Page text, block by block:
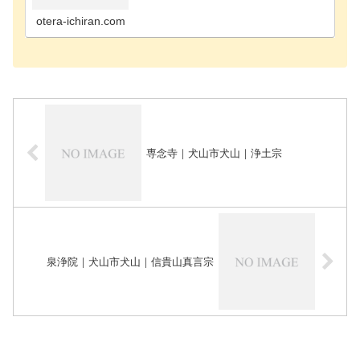
otera-ichiran.com
専念寺｜犬山市犬山｜浄土宗
泉浄院｜犬山市犬山｜信貴山真言宗